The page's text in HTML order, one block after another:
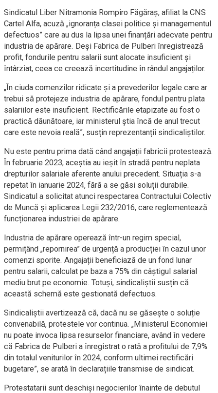
Sindicatul Liber Nitramonia Rompiro Făgăraș, afiliat la CNS
Cartel Alfa, acuză „ignoranța clasei politice și managementul
defectuos” care au dus la lipsa unei finanțări adecvate pentru
industria de apărare. Deși Fabrica de Pulberi înregistrează
profit, fondurile pentru salarii sunt alocate insuficient și
întârziat, ceea ce creează incertitudine în rândul angajaților.
„În ciuda comenzilor ridicate și a prevederilor legale care ar
trebui să protejeze industria de apărare, fondul pentru plata
salariilor este insuficient. Rectificările etapizate au fost o
practică dăunătoare, iar ministerul știa încă de anul trecut
care este nevoia reală”, susțin reprezentanții sindicaliștilor.
Nu este pentru prima dată când angajații fabricii protestează.
În februarie 2023, aceștia au ieșit în stradă pentru neplata
drepturilor salariale aferente anului precedent. Situația s-a
repetat în ianuarie 2024, fără a se găsi soluții durabile.
Sindicatul a solicitat atunci respectarea Contractului Colectiv
de Muncă și aplicarea Legii 232/2016, care reglementează
funcționarea industriei de apărare.
Industria de apărare operează într-un regim special,
permițând „repornirea” de urgență a producției în cazul unor
comenzi sporite. Angajații beneficiază de un fond lunar
pentru salarii, calculat pe baza a 75% din câștigul salarial
mediu brut pe economie. Totuși, sindicaliștii susțin că
această schemă este gestionată defectuos.
Sindicaliștii avertizează că, dacă nu se găsește o soluție
convenabilă, protestele vor continua. „Ministerul Economiei
nu poate invoca lipsa resurselor financiare, având în vedere
că Fabrica de Pulberi a înregistrat o rată a profitului de 7,9%
din totalul veniturilor în 2024, conform ultimei rectificări
bugetare”, se arată în declarațiile transmise de sindicat.
Protestatarii sunt deschiși negocierilor înainte de debutul